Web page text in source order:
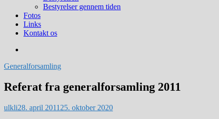
Bestyrelser gennem tiden
Fotos
Links
Kontakt os
Generalforsamling
Referat fra generalforsamling 2011
ulkli28. april 2011 25. oktober 2020